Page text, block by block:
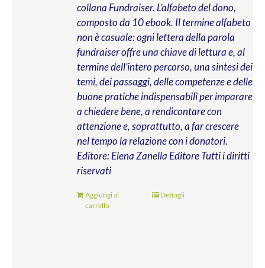
collana Fundraiser. L’alfabeto del dono,
composto da 10 ebook. Il termine alfabeto
non è casuale: ogni lettera della parola
fundraiser offre una chiave di lettura e, al
termine dell’intero percorso, una sintesi dei
temi, dei passaggi, delle competenze e delle
buone pratiche indispensabili per imparare
a chiedere bene, a rendicontare con
attenzione e, soprattutto, a far crescere
nel tempo la relazione con i donatori.
Editore: Elena Zanella EditoreTutti i diritti
riservati
Aggiungi al
carrello
Dettagli